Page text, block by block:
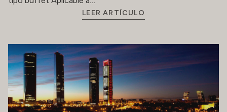
LEER ARTÍCULO